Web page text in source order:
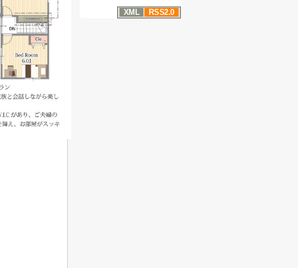
XML
RSS2.0